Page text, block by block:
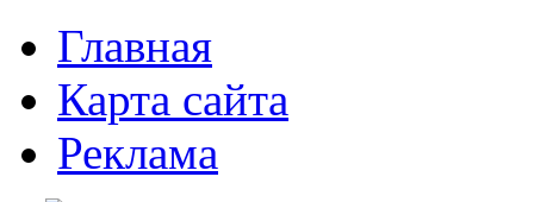
Главная
Карта сайта
Реклама